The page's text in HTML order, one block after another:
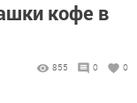
кофе в
855 0 0